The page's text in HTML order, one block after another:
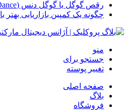
رقص گوگل یا گوگل دنس (Google Dance) چیست؟
چگونه یک کمپین بازاریابی بهتر
منو
جستجو برای
تغییر پوسته
صفحه اصلی
بلاگ
فروشگاه